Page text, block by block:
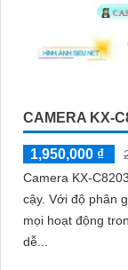
CAMERA KX-
1,950,000 ₫
Camera KX-
cậy. Với độ phân giải cao, nó cho phép bạn quan sát chi tiết
mọi hoạt động trong phạm
dễ...